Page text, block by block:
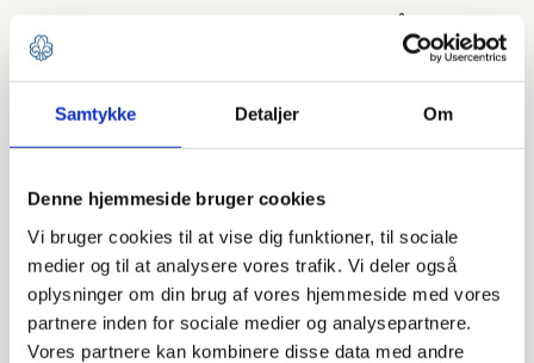
Samtykke Detaljer Om
Denne hjemmeside bruger cookies
Vi bruger cookies til at vise dig funktioner, til sociale
medier og til at analysere vores trafik. Vi deler også
oplysninger om din brug af vores hjemmeside med vores
partnere inden for sociale medier og analysepartnere.
Vores partnere kan kombinere disse data med andre
spejdere og forældre eller hele lokalområdet med en
aktivitet i mørket.
Den 5. september inviterer foreninger og organisationer
i hele landet danskerne udenfor til en nat i det fri sammen
med venner og familie. Som spejdergruppe kan I afholde
jeres eget Nat i Naturen-arrangement og invitere jeres